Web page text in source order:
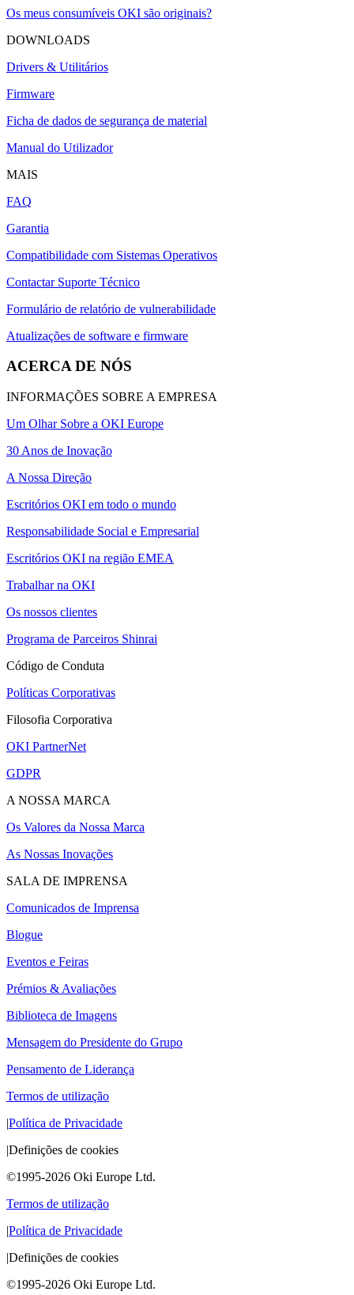
Os meus consumíveis OKI são originais?
DOWNLOADS
Drivers & Utilitários
Firmware
Ficha de dados de segurança de material
Manual do Utilizador
MAIS
FAQ
Garantia
Compatibilidade com Sistemas Operativos
Contactar Suporte Técnico
Formulário de relatório de vulnerabilidade
Atualizações de software e firmware
ACERCA DE NÓS
INFORMAÇÕES SOBRE A EMPRESA
Um Olhar Sobre a OKI Europe
30 Anos de Inovação
A Nossa Direção
Escritórios OKI em todo o mundo
Responsabilidade Social e Empresarial
Escritórios OKI na região EMEA
Trabalhar na OKI
Os nossos clientes
Programa de Parceiros Shinrai
Código de Conduta
Políticas Corporativas
Filosofia Corporativa
OKI PartnerNet
GDPR
A NOSSA MARCA
Os Valores da Nossa Marca
As Nossas Inovações
SALA DE IMPRENSA
Comunicados de Imprensa
Blogue
Eventos e Feiras
Prémios & Avaliações
Biblioteca de Imagens
Mensagem do Presidente do Grupo
Pensamento de Liderança
Termos de utilização
|Política de Privacidade
|Definições de cookies
©1995-2026 Oki Europe Ltd.
Termos de utilização
|Política de Privacidade
|Definições de cookies
©1995-2026 Oki Europe Ltd.